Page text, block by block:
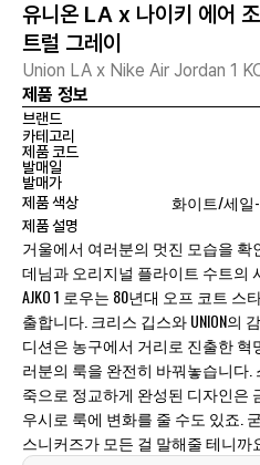
유니온 LA x 나이키 에어
트럴 그레이
Union LA x Nike Air Jordan 1
제품 정보
브랜드
카테고리
제품 코드
발매일
발매가
제품 색상 화이트/세일
제품 설명
거울에서 여러분의 멋진 모습을 확
데님과 오리지널 플라이트 수트의
AJKO 1 로우는 80년대 오프 코트
출합니다. 크리스 깁스와 UNION의
디션은 농구에서 거리로 진출한
러분의 룩을 완전히 바꿔놓습니다
죽으로 정교하게 완성된 디자인은
우시로 룩에 변화를 줄 수도 있죠.
스니커즈가 모든 걸 말해줄 테니까